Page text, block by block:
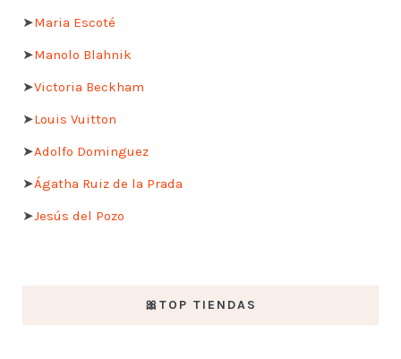
➤Maria Escoté
➤Manolo Blahnik
➤Victoria Beckham
➤Louis Vuitton
➤Adolfo Dominguez
➤Ágatha Ruiz de la Prada
➤Jesús del Pozo
🎀TOP TIENDAS